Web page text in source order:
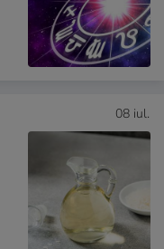
08 iul.